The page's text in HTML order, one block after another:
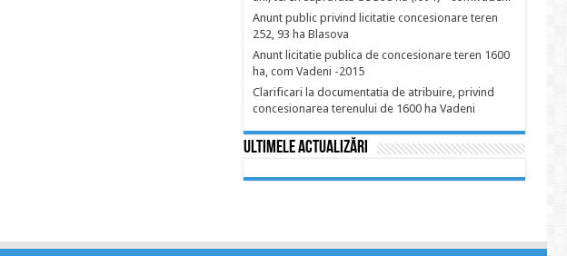
Anunt public privind licitatie concesionare teren
252, 93 ha Blasova
Anunt licitatie publica de concesionare teren 1600
ha, com Vadeni -2015
Clarificari la documentatia de atribuire, privind
concesionarea terenului de 1600 ha Vadeni
Ultimele actualizări